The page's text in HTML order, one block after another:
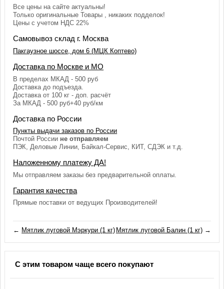
Все цены на сайте актуальны!
Только оригинальные Товары , никаких подделок!
Цены с учетом НДС 22%
Самовывоз склад г. Москва
Пакгаузное шоссе, дом 6 (МЦК Коптево)
Доставка по Москве и МО
В пределах МКАД - 500 руб
Доставка до подъезда.
Доставка от 100 кг - доп. расчёт
За МКАД - 500 руб+40 руб/км
Доставка по России
Пункты выдачи заказов по России
Почтой России не отправляем
ПЭК, Деловые Линии, Байкал-Сервис, КИТ, СДЭК и т.д.
Наложенному платежу ДА!
Мы отправляем заказы без предварительной оплаты.
Гарантия качества
Прямые поставки от ведущих Производителей!
← Мятлик луговой Мэркури (1 кг) Мятлик луговой Балин (1 кг)→
С этим товаром чаще всего покупают